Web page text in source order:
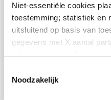
Niet-essentiële cookies
toestemming; statistiek en
uitsluitend op basis van
gegevens met X aantal
en de bewaartermijnen
Noodzakelijk
Assortiment
Volg